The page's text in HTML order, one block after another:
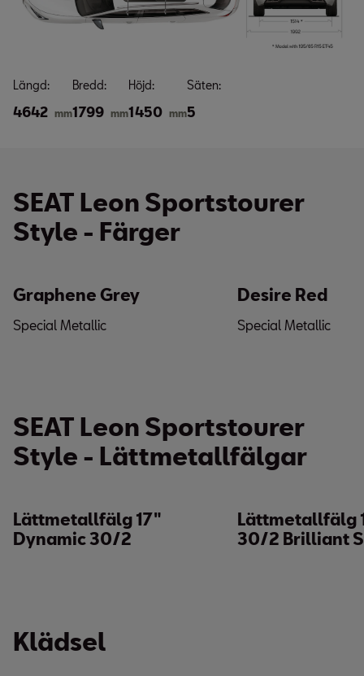
Längd:
4642 mm
Bredd:
1799 mm
Höjd:
1450 mm
Säten:
5
SEAT Leon Sportstourer
Style - Färger
Graphene Grey
Special Metallic
Desire Red
Special Metallic
SEAT Leon Sportstourer
Style - Lättmetallfälgar
Lättmetallfälg 17"
Dynamic 30/2
Lättmetallfälg
30/2 Brilliant
Klädsel